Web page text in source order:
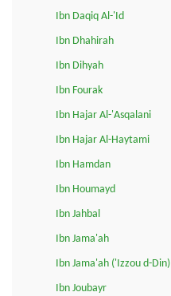
Ibn Daqiq Al-'Id
Ibn Dhahirah
Ibn Dihyah
Ibn Fourak
Ibn Hajar Al-'Asqalani
Ibn Hajar Al-Haytami
Ibn Hamdan
Ibn Houmayd
Ibn Jahbal
Ibn Jama'ah
Ibn Jama'ah ('Izzou d-Din)
Ibn Joubayr